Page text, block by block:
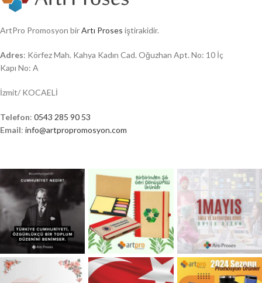
ArtPro Promosyon birArtı Proses iştirakidir.
Adres: Körfez Mah. Kahya Kadın Cad. Oğuzhan Apt. No: 10 İç
Kapı No: A
İzmit/ KOCAELİ
Telefon: 0543 285 90 53
Email: info@artpropromosyon.com